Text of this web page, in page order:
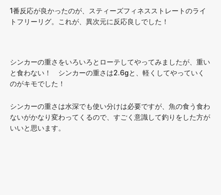
1番反応が良かったのが、スティーズフィネスストレートのライ
トフリーリグ。これが、異次元に反応良しでした！
シンカーの重さをいろいろとローテしてやってみましたが、重い
と食わない！ シンカーの重さは2.6gと、軽くしてやっていく
のがキモでした！
シンカーの重さは水深でも使い分けは必要ですが、魚の食う食わ
ないがかなり変わってくるので、すごく意識して釣りをした方が
いいと思います。